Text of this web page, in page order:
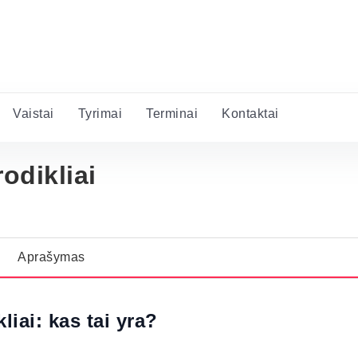
Vaistai Tyrimai Terminai Kontaktai
Aprašymas
kas tai yra?